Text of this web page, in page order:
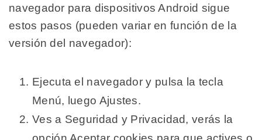
navegador para dispositivos Android sigue
estos pasos (pueden variar en función de la
versión del navegador):
Ejecuta el navegador y pulsa la tecla
Menú, luego Ajustes.
Ves a Seguridad y Privacidad, verás la